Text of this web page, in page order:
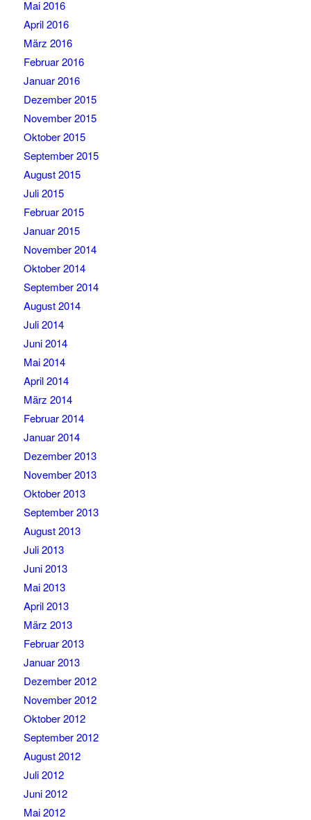
Mai 2016
April 2016
März 2016
Februar 2016
Januar 2016
Dezember 2015
November 2015
Oktober 2015
September 2015
August 2015
Juli 2015
Februar 2015
Januar 2015
November 2014
Oktober 2014
September 2014
August 2014
Juli 2014
Juni 2014
Mai 2014
April 2014
März 2014
Februar 2014
Januar 2014
Dezember 2013
November 2013
Oktober 2013
September 2013
August 2013
Juli 2013
Juni 2013
Mai 2013
April 2013
März 2013
Februar 2013
Januar 2013
Dezember 2012
November 2012
Oktober 2012
September 2012
August 2012
Juli 2012
Juni 2012
Mai 2012